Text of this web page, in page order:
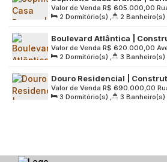
Pronto | 68 Metros | 02
Varanda Gourmet | 02 Vagas
R$ 605.000,00
Valor de Venda
Grande São Paulo, 09015-550,
São Paulo, Brasil
2 Dormitório(s) , 2 Banheiro(s)
Sala(s) , 1 Suíte(s) , 2 Vaga(s) ,
4200.00m²
Boulevard Atlântica |
64 metros | 02 suítes |
02 vagas
R$ 620.000,00
Valor de Venda
Grande São Paulo, 09060-000,
São Paulo, Brasil
2 Dormitório(s) , 3 Banheiro(s)
Sala(s) , 2 Suíte(s) , 2 Vaga(s) ,
Terreno: 2148.00m²
Douro Residencial |
80 metros | 03 dormitórios |
gourmet | 02 vagas
R$ 690.000,00
Valor de Venda
São Paulo, 09210-290, Parque
3 Dormitório(s) , 3 Banheiro(s)